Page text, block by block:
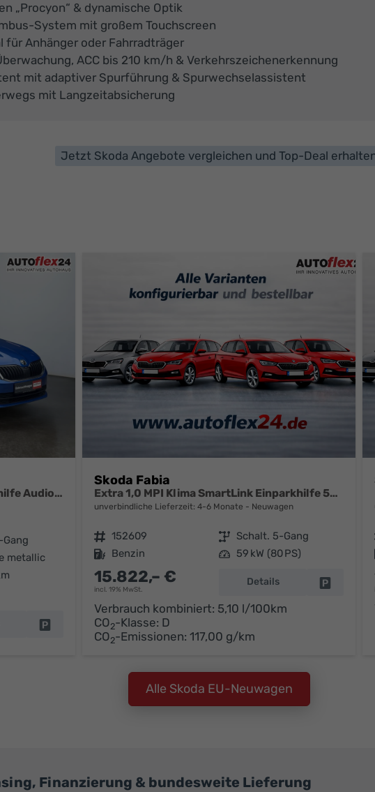
„Procyon“ & dynamische Optik
System mit großem Touchscreen
für Anhänger oder Fahrradträger
ACC bis 210 km/h & Verkehrszeichenerkennung
mit adaptiver Spurführung & Spurwechselassistent
mit Langzeitabsicherung
Jetzt Skoda Angebote vergleichen und Top-Deal
1.0 TSI Ambition 2ZoKlima Einparkhilfe Audio Swing
metallic
Fahrzeug parken
Skoda Fabia
Extra 1,0 MPI Klima SmartLink Einparkhilfe 5J Garantie LED Scheinwerfer Bluetooth
unverbindliche Lieferzeit: 4-6 Monate Neuwagen
Fahrzeugnr. 152609 Getriebe Schalt. 5-Gang
Kraftstoff Benzin Leistung 59 kW (80 PS)
15.822,– €
incl. 19% MwSt.
Details
Verbrauch kombiniert: 5,10 l/100km
CO2-Klasse: D
CO2-Emissionen: 117,00 g/km
Alle Skoda EU-Neuwagen
Finanzierung & bundesweite Lieferung